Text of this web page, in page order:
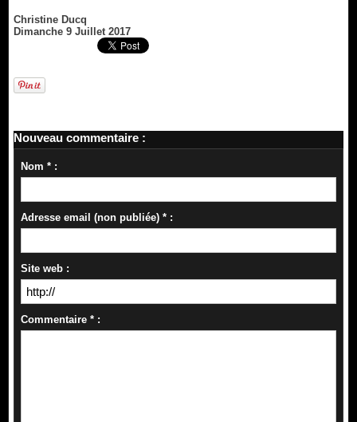
Christine Ducq
Dimanche 9 Juillet 2017
Nouveau commentaire :
Nom * :
Adresse email (non publiée) * :
Site web :
Commentaire * :